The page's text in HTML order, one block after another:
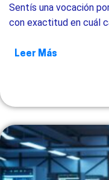
Sentís una vocación
con exactitud en cuál
Leer Más